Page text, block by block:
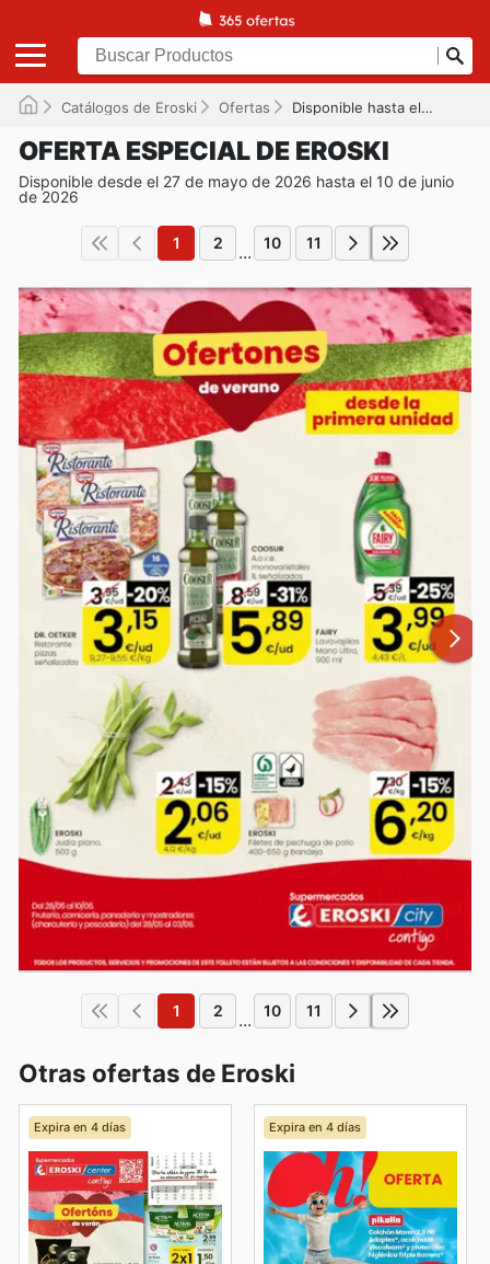
Catálogos de Eroski Ofertas Disponible hasta el 10/06/2026
OFERTA ESPECIAL DE EROSKI
Disponible desde el 27 de mayo de 2026 hasta el 10 de junio
de 2026
1 2 ... 10 11
1 2 ... 10 11
Otras ofertas de Eroski
Expira en 4 días Expira en 4 días